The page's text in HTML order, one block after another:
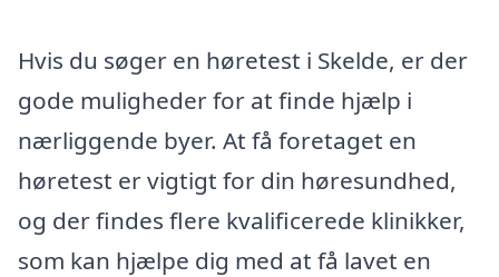
Hvis du søger en høretest i Skelde, er der
gode muligheder for at finde hjælp i
nærliggende byer. At få foretaget en
høretest er vigtigt for din høresundhed,
og der findes flere kvalificerede klinikker,
som kan hjælpe dig med at få lavet en